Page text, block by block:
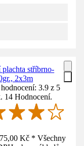
stříbrno-
2x3m
3.9 z 5
14 Hodnocení.
Kč * Všechny